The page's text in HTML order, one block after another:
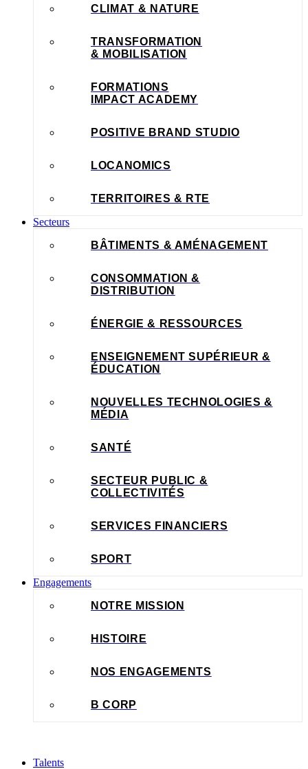
CLIMAT & NATURE
TRANSFORMATION
& MOBILISATION
FORMATIONS
IMPACT ACADEMY
POSITIVE BRAND STUDIO
LOCANOMICS
TERRITOIRES & RTE
Secteurs
BÂTIMENTS & AMÉNAGEMENT
CONSOMMATION &
DISTRIBUTION
ÉNERGIE & RESSOURCES
ENSEIGNEMENT SUPÉRIEUR &
ÉDUCATION
NOUVELLES TECHNOLOGIES &
MÉDIA
SANTÉ
SECTEUR PUBLIC &
COLLECTIVITÉS
SERVICES FINANCIERS
SPORT
Engagements
NOTRE MISSION
HISTOIRE
NOS ENGAGEMENTS
B CORP
Talents